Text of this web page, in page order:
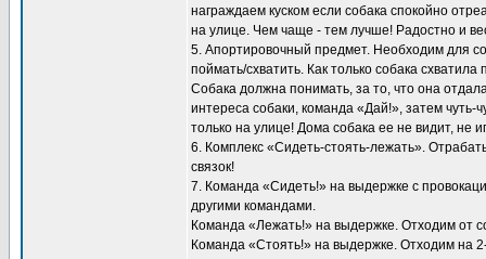
награждаем куском если собака спокойно
на улице. Чем чаще - тем лучше! Радостно и
5. Апортировочный предмет. Необходим для
поймать/схватить. Как только собака
Собака должна понимать, за то, что она
интереса собаки, команда «Дай!», затем
только на улице! Дома собака ее не видит, не
6. Комплекс «Сидеть-стоять-лежать».
связок!
7. Команда «Сидеть!» на выдержке с
другими командами.
Команда «Лежать!» на выдержке. Отходим от
Команда «Стоять!» на выдержке. Отходим на